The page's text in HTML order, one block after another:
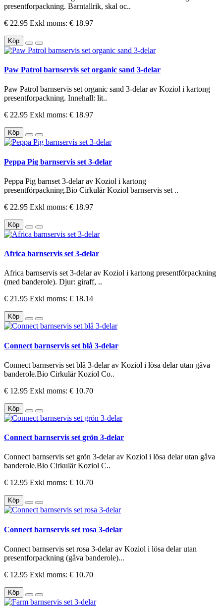
presentforpackning. Barntallrik, skal oc..
€ 22.95 Exkl moms: € 18.97
Köp
Paw Patrol barnservis set organic sand 3-delar
Paw Patrol barnservis set organic sand 3-delar av Koziol i kartong
presentforpackning. Innehall: lit..
€ 22.95 Exkl moms: € 18.97
Köp
Peppa Pig barnservis set 3-delar
Peppa Pig barnset 3-delar av Koziol i kartong
presentförpackning.Bio Cirkulär Koziol barnservis set ..
€ 22.95 Exkl moms: € 18.97
Köp
Africa barnservis set 3-delar
Africa barnservis set 3-delar av Koziol i kartong presentförpackning
(med banderole). Djur: giraff, ..
€ 21.95 Exkl moms: € 18.14
Köp
Connect barnservis set blå 3-delar
Connect barnservis set blå 3-delar av Koziol i lösa delar utan gåva
banderole.Bio Cirkulär Koziol Co..
€ 12.95 Exkl moms: € 10.70
Köp
Connect barnservis set grön 3-delar
Connect barnservis set grön 3-delar av Koziol i lösa delar utan gåva
banderole.Bio Cirkulär Koziol C..
€ 12.95 Exkl moms: € 10.70
Köp
Connect barnservis set rosa 3-delar
Connect barnservis set rosa 3-delar av Koziol i lösa delar utan
presentforpackning (gåva banderole)...
€ 12.95 Exkl moms: € 10.70
Köp